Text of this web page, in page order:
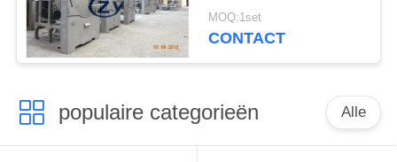
Bataat het Horizontale
het Type Scherm
MOQ:1set
CONTACT
populaire categorieën Alle